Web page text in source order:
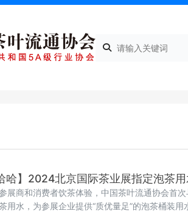
哈】2024北京国际茶业展指定泡茶
展商和消费者饮茶体验，中国茶叶流通协会首
用水，为参展企业提供“质优量足”的泡茶桶装用